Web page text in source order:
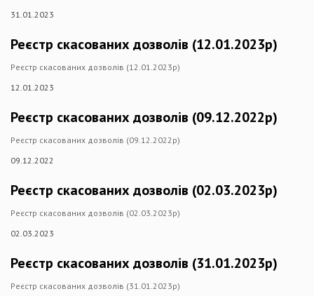
31.01.2023
Реєстр скасованих дозволів (12.01.2023р)
Реєстр скасованих дозволів (12.01.2023р)
12.01.2023
Реєстр скасованих дозволів (09.12.2022р)
Реєстр скасованих дозволів (09.12.2022р)
09.12.2022
Реєстр скасованих дозволів (02.03.2023р)
Реєстр скасованих дозволів (02.03.2023р)
02.03.2023
Реєстр скасованих дозволів (31.01.2023р)
Реєстр скасованих дозволів (31.01.2023р)